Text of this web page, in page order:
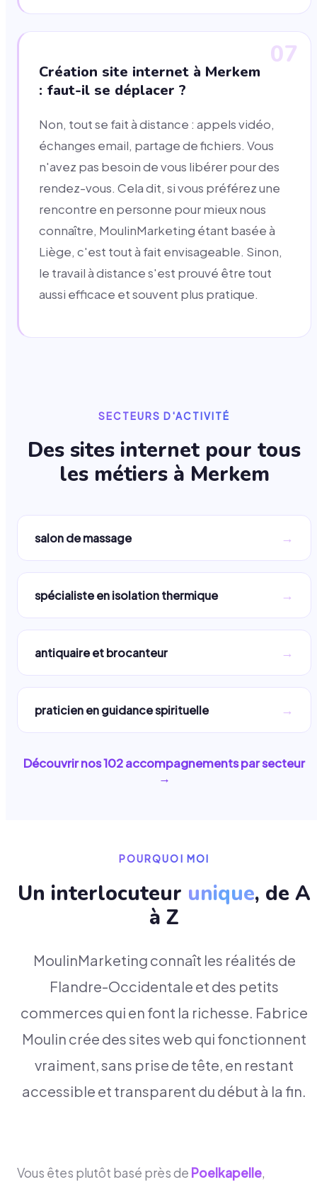
07
Création site internet à Merkem
: faut-il se déplacer ?
Non, tout se fait à distance : appels vidéo,
échanges email, partage de fichiers. Vous
n'avez pas besoin de vous libérer pour des
rendez-vous. Cela dit, si vous préférez une
rencontre en personne pour mieux nous
connaître, MoulinMarketing étant basée à
Liège, c'est tout à fait envisageable. Sinon,
le travail à distance s'est prouvé être tout
aussi efficace et souvent plus pratique.
SECTEURS D'ACTIVITÉ
Des sites internet pour tous
les métiers à Merkem
salon de massage →
spécialiste en isolation thermique →
antiquaire et brocanteur →
praticien en guidance spirituelle →
Découvrir nos102accompagnements par secteur
→
POURQUOI MOI
Un interlocuteur unique, de A
à Z
MoulinMarketing connaît les réalités de
Flandre-Occidentale et des petits
commerces qui en font la richesse. Fabrice
Moulin crée des sites web qui fonctionnent
vraiment, sans prise de tête, en restant
accessible et transparent du début à la fin.
Vous êtes plutôt basé près de Poelkapelle,